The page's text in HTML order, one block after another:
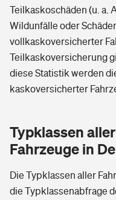
Teilkaskoschäden (u. a.
Wildunfälle oder
vollkaskoversicherter
Teilkaskoversicherung
diese Statistik werden
kaskoversicherter
Typklassen
Fahrzeuge in
Die Typklassen aller
die Typklassenabfrage